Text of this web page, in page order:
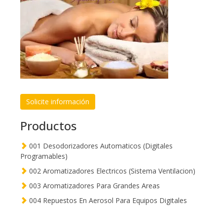
Solicite información
Productos
001 Desodorizadores Automaticos (Digitales
Programables)
002 Aromatizadores Electricos (Sistema Ventilacion)
003 Aromatizadores Para Grandes Areas
004 Repuestos En Aerosol Para Equipos Digitales